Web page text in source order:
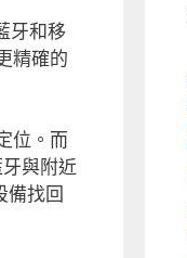
牙和移
精確的
位。而
與附近
備找回